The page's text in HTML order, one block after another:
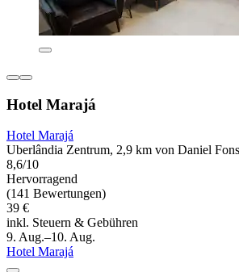
Hotel Marajá
Hotel Marajá
Uberlândia Zentrum, 2,9 km von Daniel
8,6/10
Hervorragend
(141 Bewertungen)
39 €
inkl. Steuern & Gebühren
9. Aug.–10. Aug.
Hotel Marajá